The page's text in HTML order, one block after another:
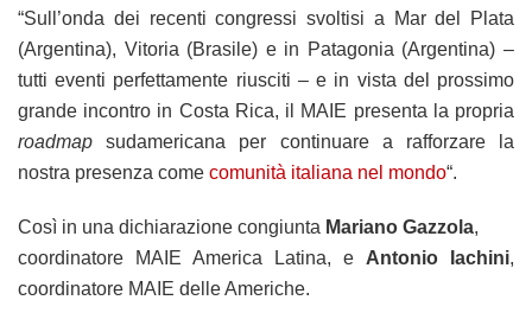
“Sull’onda dei recenti congressi svoltisi a Mar del Plata
(Argentina), Vitoria (Brasile) e in Patagonia (Argentina) –
tutti eventi perfettamente riusciti – e in vista del prossimo
grande incontro in Costa Rica, il MAIE presenta la propria
roadmap sudamericana per continuare a rafforzare la
nostra presenza come comunità italiana nel mondo“.
Così in una dichiarazione congiunta Mariano Gazzola,
coordinatore MAIE America Latina, e Antonio Iachini,
coordinatore MAIE delle Americhe.